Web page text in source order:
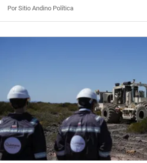
Por Sitio Andino Política